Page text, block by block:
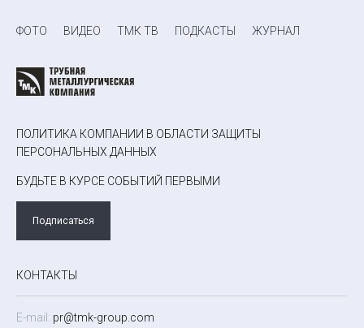
ФОТО ВИДЕО ТМК ТВ ПОДКАСТЫ ЖУРНАЛ
ПОЛИТИКА КОМПАНИИ В ОБЛАСТИ ЗАЩИТЫ
ПЕРСОНАЛЬНЫХ ДАННЫХ
БУДЬТЕ В КУРСЕ СОБЫТИЙ ПЕРВЫМИ
Подписаться
КОНТАКТЫ
E-mail: pr@tmk-group.com